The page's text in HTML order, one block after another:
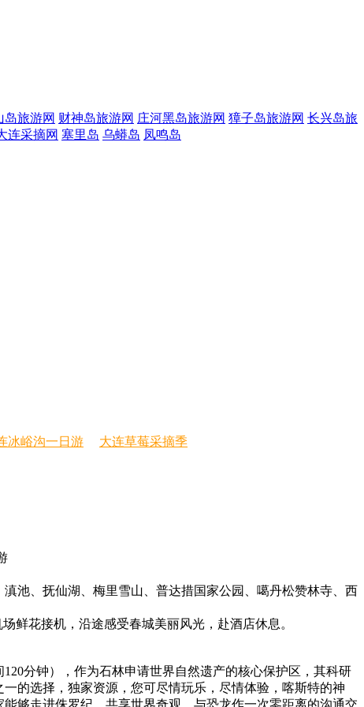
岛旅游网 财神岛旅游网 庄河黑岛旅游网 獐子岛旅游网 长兴岛旅
连采摘网 塞里岛 乌蟒岛 凤鸣岛
冰峪沟一日游
大连草莓采摘季
池、抚仙湖、梅里雪山、普达措国家公园、噶丹松赞林寺、西
鲜花接机，沿途感受春城美丽风光，赴酒店休息。
分钟），作为石林申请世界自然遗产的核心保护区，其科研
的选择，独家资源，您可尽情玩乐，尽情体验，喀斯特的神
够走进侏罗纪，共享世界奇观，与恐龙作一次零距离的沟通交